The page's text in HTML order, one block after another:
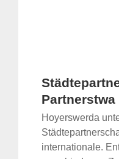
Hoyerswerda
internationale.